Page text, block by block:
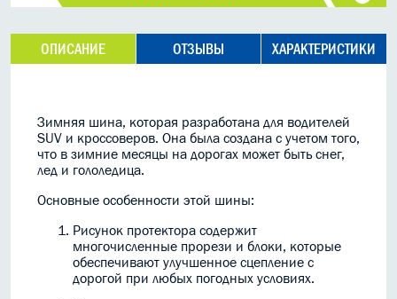
ОПИСАНИЕ ОТЗЫВЫ ХАРАКТЕРИСТИКИ
Зимняя шина, которая разработана для водителей
SUV и кроссоверов. Она была создана с учетом того,
что в зимние месяцы на дорогах может быть снег,
лед и гололедица.
Основные особенности этой шины:
Рисунок протектора содержит
многочисленные прорези и блоки, которые
обеспечивают улучшенное сцепление с
дорогой при любых погодных условиях.